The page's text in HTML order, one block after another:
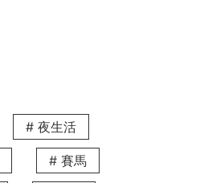
# 夜生活
# 賽馬